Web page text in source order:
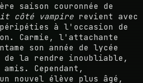
saison couronnée de
côté vampire revient avec
à l'occasion de
Carmie, l'attachante
son année de lycée
de la rendre inoubliable,
Cependant,
nouvel élève plus âgé,